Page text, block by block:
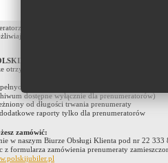
dwumiesięcznika w ramach prenumeraty
korzystanie z pełnych zasobów portalu
JUBILERA to:
otrzymasz wszystkie wydania dwumiesięcznika
zasobów portalu
dostępne wyłącznie dla prenumeratorów)
od długości trwania prenumeraty
raporty tylko dla prenumeratorów
zamówić:
w naszym Biurze Obsługi Klienta pod nr 22 333
z formularza zamówienia prenumeraty